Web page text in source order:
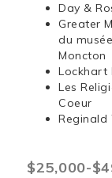
Day &
Greater
du
Moncton
Lockhart
Les
Coeur
Reginald
$25,000-